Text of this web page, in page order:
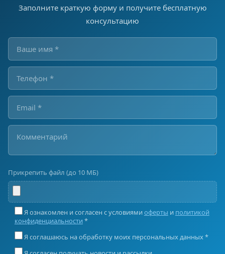
Заполните краткую форму и получите бесплатную
консультацию
Прикрепить файл (до 10 МБ)
Я ознакомлен и согласен с условиями оферты и политикой
конфиденциальности *
Я соглашаюсь на обработку моих персональных данных *